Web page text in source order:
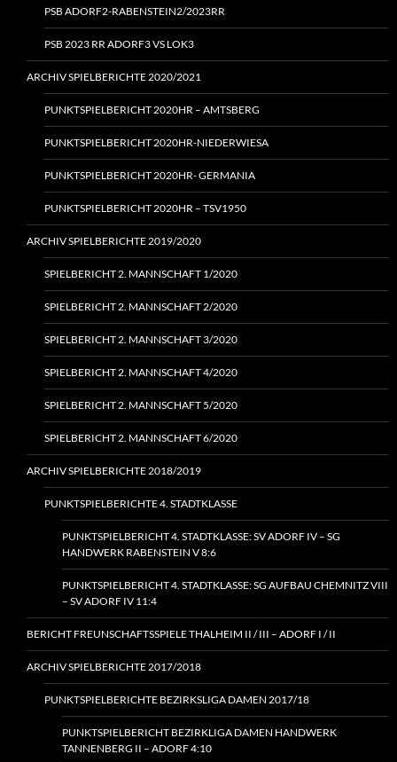
PSB ADORF2-RABENSTEIN2/2023RR
PSB 2023 RR ADORF3 VS LOK3
ARCHIV SPIELBERICHTE 2020/2021
PUNKTSPIELBERICHT 2020HR – AMTSBERG
PUNKTSPIELBERICHT 2020HR-NIEDERWIESA
PUNKTSPIELBERICHT 2020HR- GERMANIA
PUNKTSPIELBERICHT 2020HR – TSV1950
ARCHIV SPIELBERICHTE 2019/2020
SPIELBERICHT 2. MANNSCHAFT 1/2020
SPIELBERICHT 2. MANNSCHAFT 2/2020
SPIELBERICHT 2. MANNSCHAFT 3/2020
SPIELBERICHT 2. MANNSCHAFT 4/2020
SPIELBERICHT 2. MANNSCHAFT 5/2020
SPIELBERICHT 2. MANNSCHAFT 6/2020
ARCHIV SPIELBERICHTE 2018/2019
PUNKTSPIELBERICHTE 4. STADTKLASSE
PUNKTSPIELBERICHT 4. STADTKLASSE: SV ADORF IV – SG
HANDWERK RABENSTEIN V 8:6
PUNKTSPIELBERICHT 4. STADTKLASSE: SG AUFBAU CHEMNITZ VIII
– SV ADORF IV 11:4
BERICHT FREUNSCHAFTSSPIELE THALHEIM II / III – ADORF I / II
ARCHIV SPIELBERICHTE 2017/2018
PUNKTSPIELBERICHTE BEZIRKSLIGA DAMEN 2017/18
PUNKTSPIELBERICHT BEZIRKLIGA DAMEN HANDWERK
TANNENBERG II – ADORF 4:10